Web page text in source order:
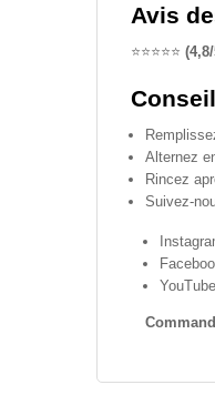
Avis
⭐️⭐️⭐️⭐️⭐️
Alternez
Rincez
Suivez-